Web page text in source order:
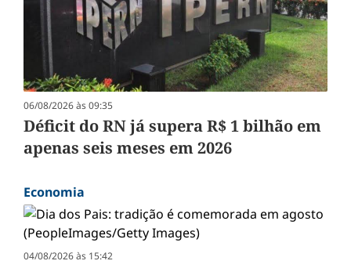
06/08/2026 às 09:35
Déficit do RN já supera R$ 1 bilhão em
apenas seis meses em 2026
Economia
04/08/2026 às 15:42